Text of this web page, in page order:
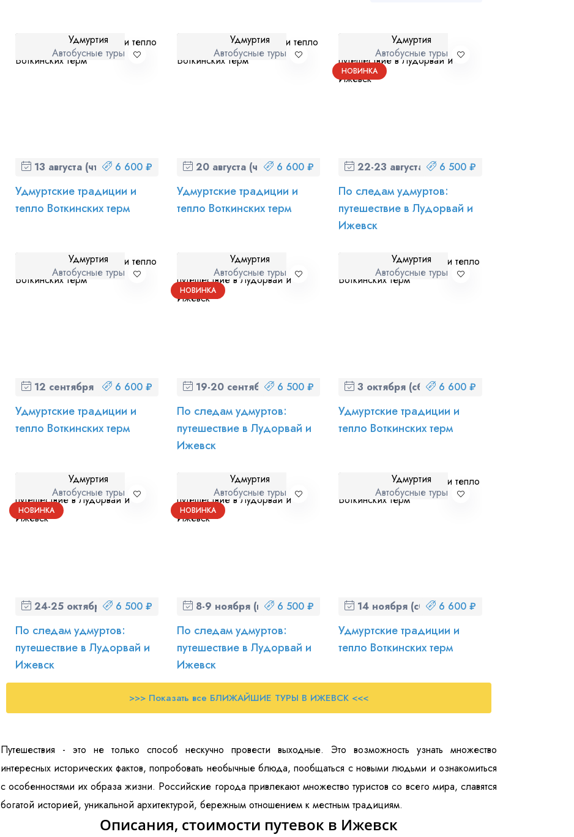
Удмуртия
Автобусные туры
13 августа (чт) 6 600 ₽
Удмуртские традиции и
тепло Воткинских терм
Удмуртия
Автобусные туры
20 августа (чт) 6 600 ₽
Удмуртские традиции и
тепло Воткинских терм
НОВИНКА
Удмуртия
Автобусные туры
22-23 августа (сб-вс)
6 500 ₽
По следам удмуртов:
путешествие в Лудорвай и
Ижевск
Удмуртия
Автобусные туры
12 сентября (сб)6 600 ₽
Удмуртские традиции и
тепло Воткинских терм
НОВИНКА
Удмуртия
Автобусные туры
19-20 сентября (сб-вс)
6 500 ₽
По следам удмуртов:
путешествие в Лудорвай и
Ижевск
Удмуртия
Автобусные туры
3 октября (сб) 6 600 ₽
Удмуртские традиции и
тепло Воткинских терм
НОВИНКА
Удмуртия
Автобусные туры
24-25 октября (сб-вс)
6 500 ₽
По следам удмуртов:
путешествие в Лудорвай и
Ижевск
НОВИНКА
Удмуртия
Автобусные туры
8-9 ноября (вс-пн)6 500 ₽
По следам удмуртов:
путешествие в Лудорвай и
Ижевск
Удмуртия
Автобусные туры
14 ноября (сб) 6 600 ₽
Удмуртские традиции и
тепло Воткинских терм
>>> Показать все БЛИЖАЙШИЕ ТУРЫ В ИЖЕВСК <<<
Путешествия - это не только способ нескучно провести выходные. Это возможность узнать множество
интересных исторических фактов, попробовать необычные блюда, пообщаться с новыми людьми и ознакомиться
с особенностями их образа жизни. Российские города привлекают множество туристов со всего мира, славятся
богатой историей, уникальной архитектурой, бережным отношением к местным традициям.
Описания, стоимости путевок в Ижевск